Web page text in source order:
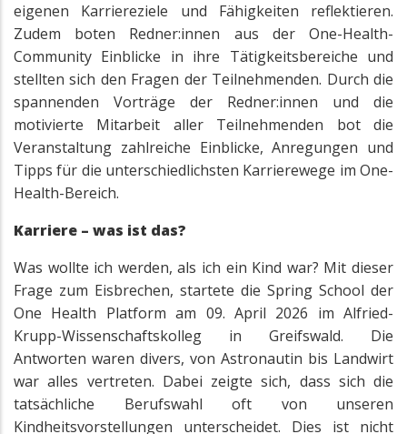
eigenen Karriereziele und Fähigkeiten reflektieren.
Zudem boten Redner:innen aus der One-Health-
Community Einblicke in ihre Tätigkeitsbereiche und
stellten sich den Fragen der Teilnehmenden. Durch die
spannenden Vorträge der Redner:innen und die
motivierte Mitarbeit aller Teilnehmenden bot die
Veranstaltung zahlreiche Einblicke, Anregungen und
Tipps für die unterschiedlichsten Karrierewege im One-
Health-Bereich.
Karriere – was ist das?
Was wollte ich werden, als ich ein Kind war? Mit dieser
Frage zum Eisbrechen, startete die Spring School der
One Health Platform am 09. April 2026 im Alfried-
Krupp-Wissenschaftskolleg in Greifswald. Die
Antworten waren divers, von Astronautin bis Landwirt
war alles vertreten. Dabei zeigte sich, dass sich die
tatsächliche Berufswahl oft von unseren
Kindheitsvorstellungen unterscheidet. Dies ist nicht